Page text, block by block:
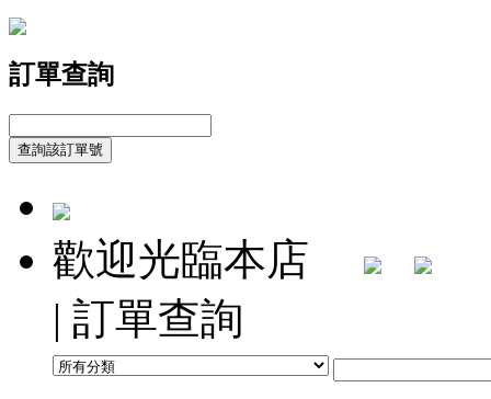
訂單查詢
歡迎光臨本店
| 訂單查詢